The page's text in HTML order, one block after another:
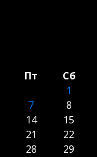
Пт
Сб
1
7
8
14
15
21
22
28
29